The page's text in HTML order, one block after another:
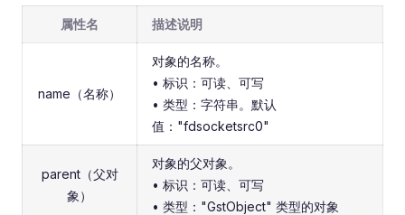
属性名 描述说明
name（名称）
对象的名称。
• 标识：可读、可写
• 类型：字符串。默认
值："fdsocketsrc0"
parent（父对
象）
对象的父对象。
• 标识：可读、可写
• 类型："GstObject" 类型的对象